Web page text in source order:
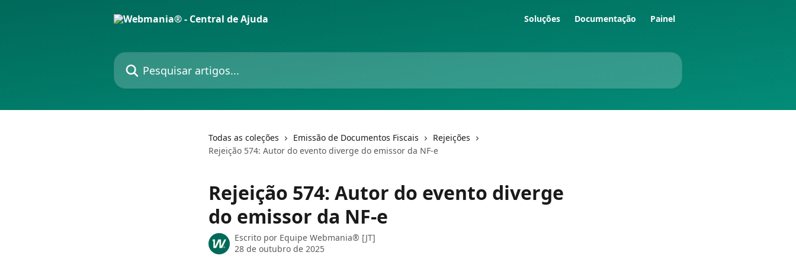
Soluções Documentação Painel
Pesquisar artigos...
Todas as coleções Emissão de Documentos Fiscais
Rejeições
Rejeição 574: Autor do evento diverge do emissor da NF-e
Rejeição 574: Autor do evento diverge
do emissor da NF-e
Escrito por Equipe Webmania® [JT]
28 de outubro de 2025